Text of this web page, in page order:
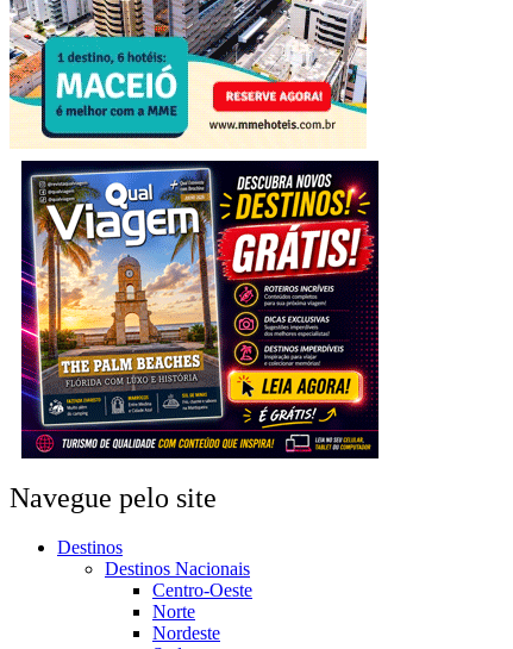
Navegue pelo site
Destinos
Destinos Nacionais
Centro-Oeste
Norte
Nordeste